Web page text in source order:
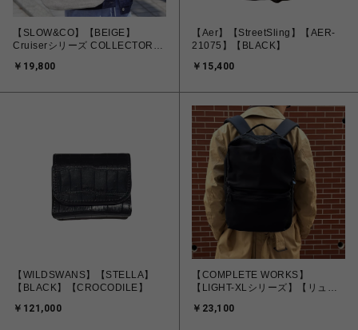
【SLOW&CO】【BEIGE】
Cruiserシリーズ COLLECTORS
858S45PC
￥19,800
【Aer】【StreetSling】【AER-
21075】【BLACK】
￥15,400
【WILDSWANS】【STELLA】
【BLACK】【CROCODILE】
￥121,000
【COMPLETE WORKS】
【LIGHT-XLシリーズ】【リュッ
￥23,100